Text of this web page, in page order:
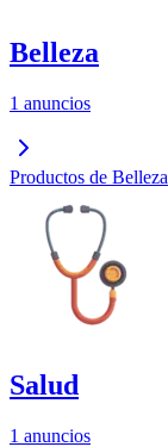
Belleza
1 anuncios
Productos de Belleza
Salud
1 anuncios